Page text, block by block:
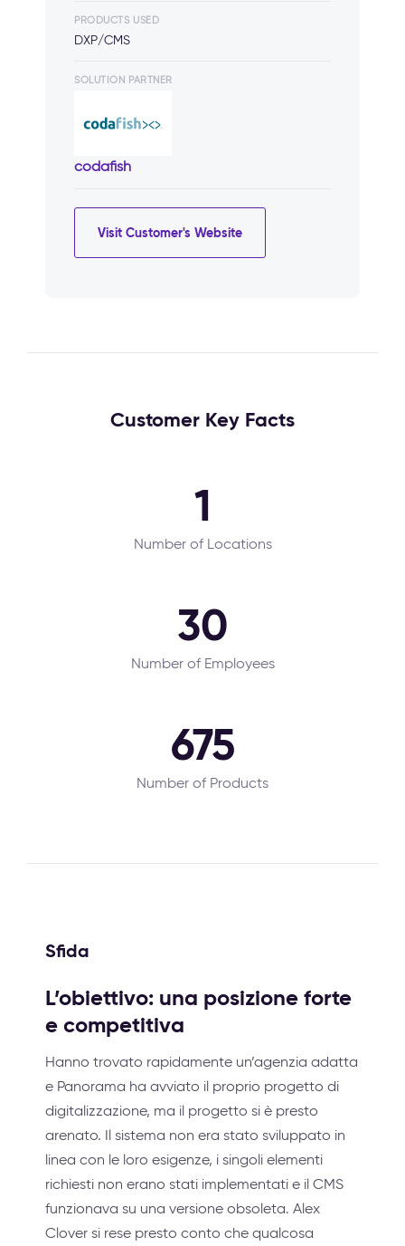
PRODUCTS USED
DXP/CMS
SOLUTION PARTNER
codafish
Visit Customer's Website
Customer Key Facts
1
Number of Locations
30
Number of Employees
675
Number of Products
Sfida
L’obiettivo: una posizione forte
e competitiva
Hanno trovato rapidamente un’agenzia adatta
e Panorama ha avviato il proprio progetto di
digitalizzazione, ma il progetto si è presto
arenato. Il sistema non era stato sviluppato in
linea con le loro esigenze, i singoli elementi
richiesti non erano stati implementati e il CMS
funzionava su una versione obsoleta. Alex
Clover si rese presto conto che qualcosa